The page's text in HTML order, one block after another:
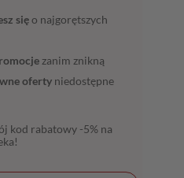
sięo najgorętszych
zanim znikną
oferty niedostępne
kod rabatowy -5% na